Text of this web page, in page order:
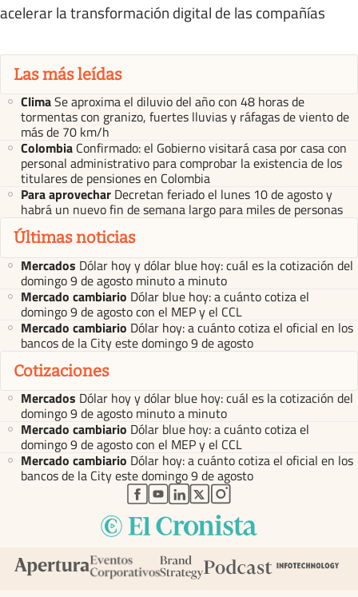
acelerar la transformación digital de las compañías
Las más leídas
ClimaSe aproxima el diluvio del año con 48 horas de
tormentas con granizo, fuertes lluvias y ráfagas de viento de
más de 70 km/h
Colombia Confirmado: el Gobierno visitará casa por casa con
personal administrativo para comprobar la existencia de los
titulares de pensiones en Colombia
Para aprovechar Decretan feriado el lunes 10 de agosto y
habrá un nuevo fin de semana largo para miles de personas
Últimas noticias
Mercados Dólar hoy y dólar blue hoy: cuál es la cotización del
domingo 9 de agosto minuto a minuto
Mercado cambiario Dólar blue hoy: a cuánto cotiza el
domingo 9 de agosto con el MEP y el CCL
Mercado cambiario Dólar hoy: a cuánto cotiza el oficial en los
bancos de la City este domingo 9 de agosto
Cotizaciones
Mercados Dólar hoy y dólar blue hoy: cuál es la cotización del
domingo 9 de agosto minuto a minuto
Mercado cambiario Dólar blue hoy: a cuánto cotiza el
domingo 9 de agosto con el MEP y el CCL
Mercado cambiario Dólar hoy: a cuánto cotiza el oficial en los
bancos de la City este domingo 9 de agosto
abre en nueva pestaña
abre en nueva pestaña
abre en nueva pestaña
abre en nueva pestaña
abre en nueva pestaña